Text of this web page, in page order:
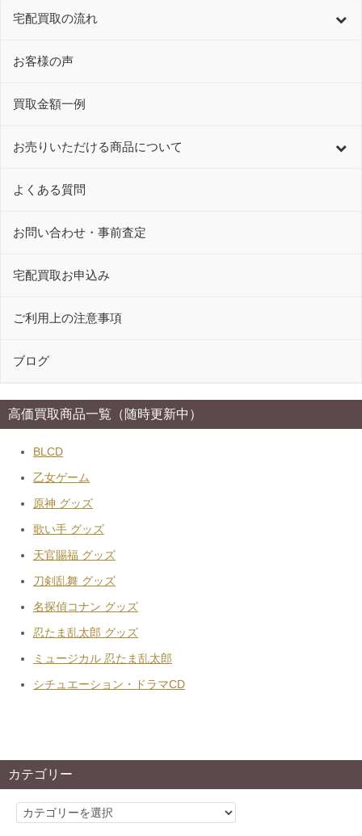
宅配買取の流れ
お客様の声
買取金額一例
お売りいただける商品について
よくある質問
お問い合わせ・事前査定
宅配買取お申込み
ご利用上の注意事項
ブログ
高価買取商品一覧（随時更新中）
BLCD
乙女ゲーム
原神 グッズ
歌い手 グッズ
天官賜福 グッズ
刀剣乱舞 グッズ
名探偵コナン グッズ
忍たま乱太郎 グッズ
ミュージカル 忍たま乱太郎
シチュエーション・ドラマCD
カテゴリー
カ